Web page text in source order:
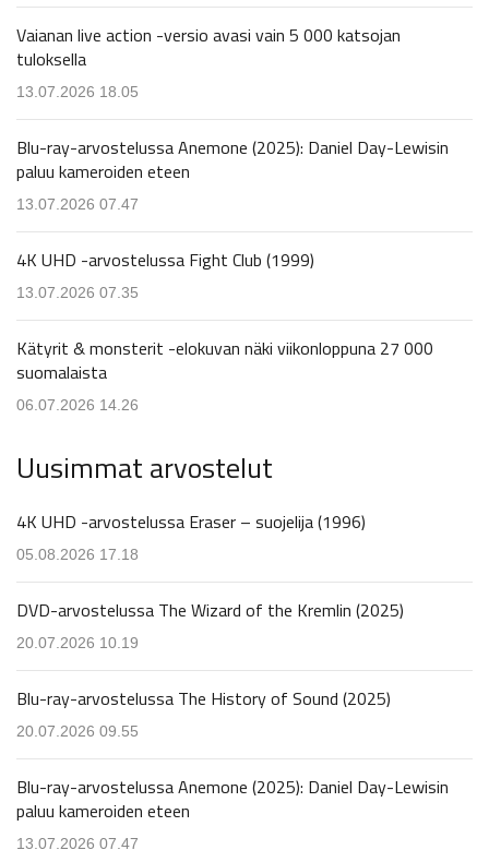
Vaianan live action -versio avasi vain 5 000 katsojan
tuloksella
13.07.2026 18.05
Blu-ray-arvostelussa Anemone (2025): Daniel Day-Lewisin
paluu kameroiden eteen
13.07.2026 07.47
4K UHD -arvostelussa Fight Club (1999)
13.07.2026 07.35
Kätyrit & monsterit -elokuvan näki viikonloppuna 27 000
suomalaista
06.07.2026 14.26
Uusimmat arvostelut
4K UHD -arvostelussa Eraser – suojelija (1996)
05.08.2026 17.18
DVD-arvostelussa The Wizard of the Kremlin (2025)
20.07.2026 10.19
Blu-ray-arvostelussa The History of Sound (2025)
20.07.2026 09.55
Blu-ray-arvostelussa Anemone (2025): Daniel Day-Lewisin
paluu kameroiden eteen
13.07.2026 07.47